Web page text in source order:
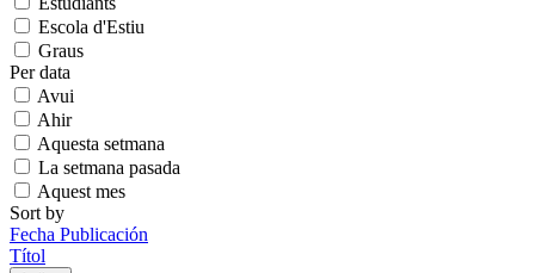
Escola d'Estiu
Graus
Per data
Avui
Ahir
Aquesta setmana
La setmana pasada
Aquest mes
Sort by
Fecha Publicación
Títol